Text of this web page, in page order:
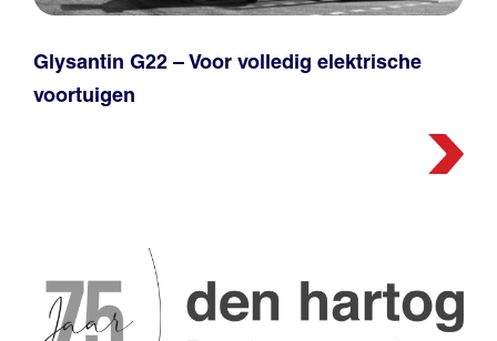
Glysantin G22 – Voor volledig elektrische
voortuigen